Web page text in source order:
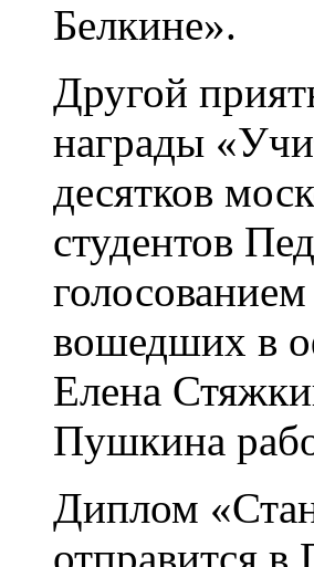
Белкине».
Другой
награды
десятков
студентов
вошедших в
Елена
Пушкина
Диплом